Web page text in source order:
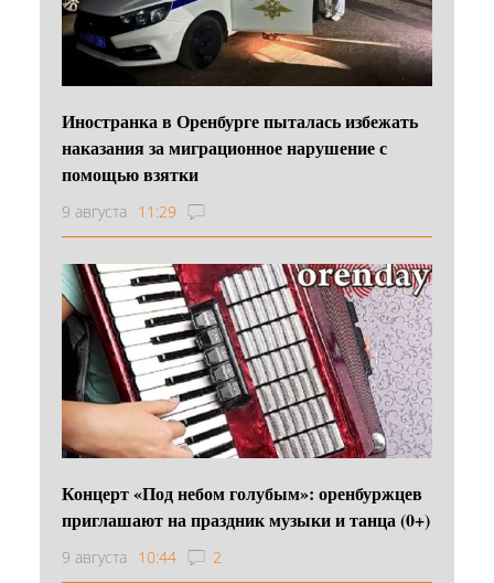
Иностранка в Оренбурге пыталась избежать
наказания за миграционное нарушение с
помощью взятки
9 августа 11:29
Концерт «Под небом голубым»: оренбуржцев
приглашают на праздник музыки и танца (0+)
9 августа 10:44 2